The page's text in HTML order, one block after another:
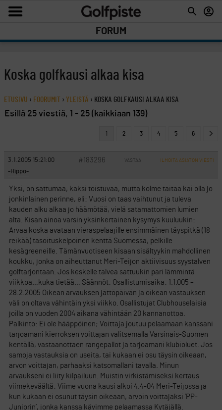
FORUM
Koska golfkausi alkaa kisa
ETUSIVU › FOORUMIT › YLEISTÄ › KOSKA GOLFKAUSI ALKAA KISA
Esillä 25 viestiä, 1 - 25 (kaikkiaan 139)
1 2 3 4 5 6
3.1.2005 15:21:00 #183296 VASTAA ILMOITA ASIATON VIESTI
-Hippo-
Yksi, on sattumaa, kaksi toistuvaa, mutta kolme taitaa kai olla jo
jonkinlainen perinne, eli: Vuosi on taas vaihtunut ja tuleva
kauden alku alkaa jo häämötää, vielä satamattomien lumien
alta. Kisan ainoa varsin yksinkertainen kysymys kuuluukin:
Arvaa koska avataan vieraspelaajille ensimmäinen täyspitkä (18
reikää) tasoituskelpoinen kenttä Suomessa, pelkille
kesägreeneille. Tämänvuotiseen kisaan sisältyykin mahdollinen
koukku, jonka on aiheuttanut Meri-Teijon aktiivisuus syystalven
golftarjontaan. Jos keskelle talvea sattuukin pari lämmintä
viikkoa…kuka tietää… Säännöt: Osallistumisaika: 1.1.005 –
28.2.2005 Oikean arvauksen jättöpäivän ja oikean vastauksen
väli on oltava vähintäin yksi viikko. Osallistujat Clubhouselaisia
joilla on vuoden 2004 aikana vähintään 20 kannanottoa.
Palkinto: Ei ole hääppöinen; Voittaja joutuu pelaamaan kanssani
tarjoamani kierroksen voittajan valitsemalla Varsinais-Suomen
kentällä, vastaanottaen rangepallot ja tarjoamani klubioluet. Jos
samoja vastauksia on useita, tai kukaan ei osu täysin oikeaan,
arvon voittajan, parhaaksi katsomallani tavalla. Minun
arvaukseni ei liity kilpailuun. Muistin virkistämiseksi kertaus
viimekeväältä: Viime vuona kausi alkoi 4.4-04 Meri-Teijossa ja
kun kukaan ei osunut täysin oikeaan, arvoin voittajaksi ’PP-
Juniorin’, jonka kanssa kävimme pelaamassa Kytäjällä.